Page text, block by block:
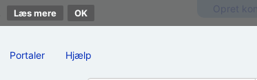
Læs mere
Portaler Hjælp